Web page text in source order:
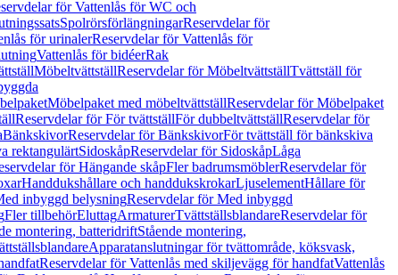
för Vattenlås för WC och
SpolrörsförlängningarReservdelar för
för urinalerReservdelar för Vattenlås för
Vattenlås för bidéerRak
MöbeltvättställReservdelar för MöbeltvättställTvättställ för
Möbelpaket med möbeltvättställReservdelar för Möbelpaket
Reservdelar för För tvättställFör dubbeltvättställReservdelar för
BänkskivorReservdelar för BänkskivorFör tvättställ för bänkskiva
rektangulärtSidoskåpReservdelar för SidoskåpLåga
för Hängande skåpFler badrumsmöblerReservdelar för
Handdukshållare och handdukskrokarLjuselementHållare för
inbyggd belysningReservdelar för Med inbyggd
Fler tillbehörEluttagArmaturerTvättställsblandareReservdelar för
montering, batteridriftStående montering,
Apparatanslutningar för tvättområde, köksvask,
Reservdelar för Vattenlås med skiljevägg för handfatVattenlås